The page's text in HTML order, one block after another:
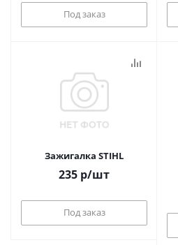
Под заказ
Зажигалка STIHL
235 р/шт
Под заказ